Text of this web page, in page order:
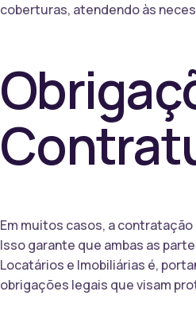
coberturas, atendendo às
Em muitos casos, a
Isso garante que ambas as
Locatários e Imobiliárias é,
obrigações legais que visam